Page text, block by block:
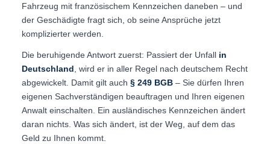
Fahrzeug mit französischem Kennzeichen daneben – und
der Geschädigte fragt sich, ob seine Ansprüche jetzt
komplizierter werden.
Die beruhigende Antwort zuerst: Passiert der Unfall in
Deutschland , wird er in aller Regel nach deutschem Recht
abgewickelt. Damit gilt auch § 249 BGB– Sie dürfen Ihren
eigenen Sachverständigen beauftragen und Ihren eigenen
Anwalt einschalten. Ein ausländisches Kennzeichen ändert
daran nichts. Was sich ändert, ist der Weg, auf dem das
Geld zu Ihnen kommt.